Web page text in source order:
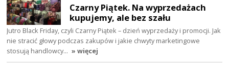
Czarny Piątek. Na wyprzedażach
kupujemy, ale bez szału
Jutro Black Friday, czyli Czarny Piątek – dzień wyprzedaży i promocji. Jak
nie stracić głowy podczas zakupów i jakie chwyty marketingowe
stosują handlowcy… » więcej